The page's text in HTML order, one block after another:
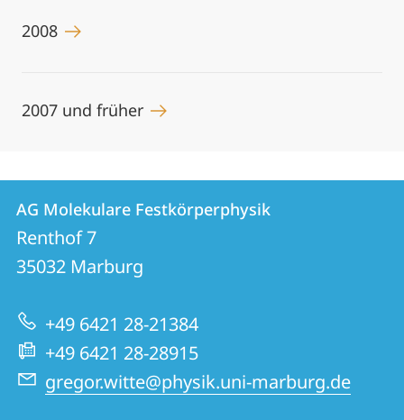
2008
2007 und früher
Kontakt
und
Informationen
zur
Website
Kontaktinformationen
AG
Molekulare
Festkörperphysik
AG Molekulare Festkörperphysik
Renthof 7
35032 Marburg
+49 6421 28-21384
+49 6421 28-28915
gregor.witte@physik.uni-marburg.de